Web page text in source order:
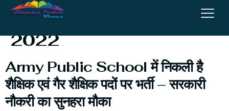
School Recruitment
2022
Army Public School में निकली है
शैक्षिक एवं गैर शैक्षिक पदों पर भर्ती – सरकारी
नौकरी का सुनहरा मौका